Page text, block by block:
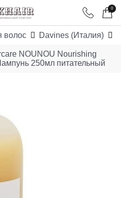
0
волос Davines (Италия)
NOUNOU Nourishing
250мл питательный